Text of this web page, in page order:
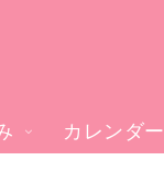
カレンダー